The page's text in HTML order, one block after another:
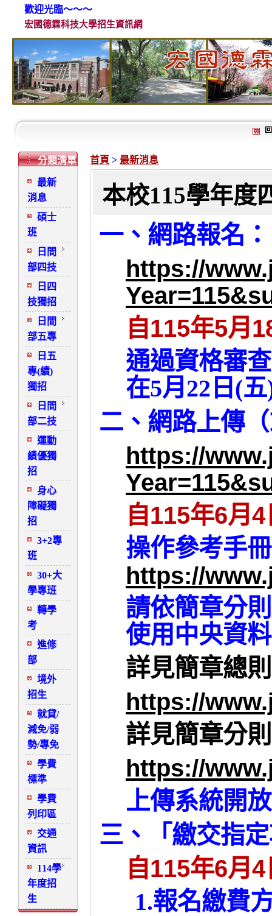
宏國德霖科技大學招生資訊網
歡迎光臨～～～
分類清單
最新
消息
碩士
班
日間
部四技
日四
技獨招
日間
部五專
日五
專(續)
獨招
日間
部二技
運動
績優獨
招
身心
障礙獨
招
3+2專
班
30+大
學專班
轉學
考
進修
部
境外
招生
就貸/
減免/弱
勢/專免
學費
標準
學費
列印區
交通
資訊
114學
年度招
生
首頁 > 最新消息
本校115學年度
一、網路報名：
https://
自 115年5月
通過資格審
在5月22 日 (五
二、網路上傳
https://
自 115年6月4
操作參考手冊
https://
請依簡章分
使用中央資
詳見簡章總則
https://
詳見簡章分則
https://
上傳系統開
三、「繳交指
自 115年6月4
1.報名繳費